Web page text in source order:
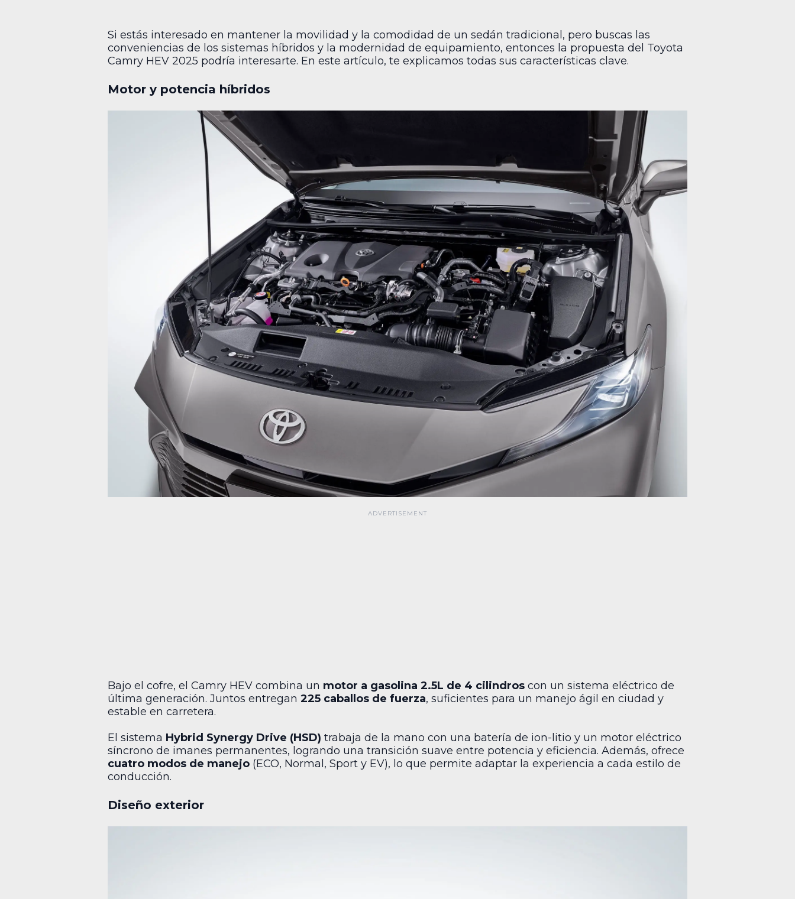
Si estás interesado en mantener la movilidad y la comodidad de un sedán tradicional, pero buscas las
conveniencias de los sistemas híbridos y la modernidad de equipamiento, entonces la propuesta del Toyota
Camry HEV 2025 podría interesarte. En este artículo, te explicamos todas sus características clave.
Motor y potencia híbridos
Bajo el cofre, el Camry HEV combina un motor a gasolina 2.5L de 4 cilindros con un sistema eléctrico de
última generación. Juntos entregan 225 caballos de fuerza, suficientes para un manejo ágil en ciudad y
estable en carretera.
El sistema Hybrid Synergy Drive (HSD) trabaja de la mano con una batería de ion-litio y un motor eléctrico
síncrono de imanes permanentes, logrando una transición suave entre potencia y eficiencia. Además, ofrece
cuatro modos de manejo (ECO, Normal, Sport y EV), lo que permite adaptar la experiencia a cada estilo de
conducción.
Diseño exterior